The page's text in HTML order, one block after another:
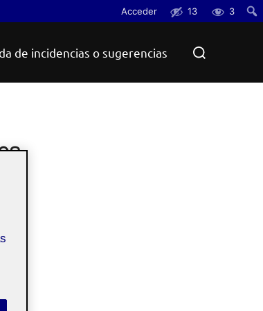
Acceder 13
3
de incidencias o sugerencias
Buscar: